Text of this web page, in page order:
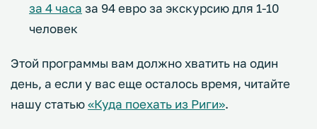
за 4 часа за 94 евро за экскурсию для 1-10
человек
Этой программы вам должно хватить на один
день, а если у вас еще осталось время, читайте
нашу статью«Куда поехать из Риги».